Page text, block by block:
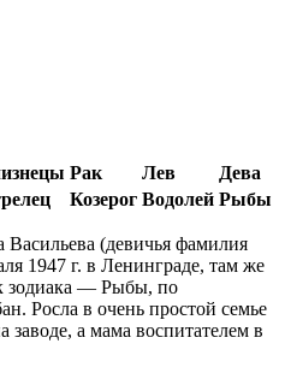
Рак Лев
Дева
Козерог Водолей Рыбы
Васильева (девичья фамилия
1947 г. в Ленинграде, там же
зодиака — Рыбы, по
Росла в очень простой семье
заводе, а мама воспитателем в